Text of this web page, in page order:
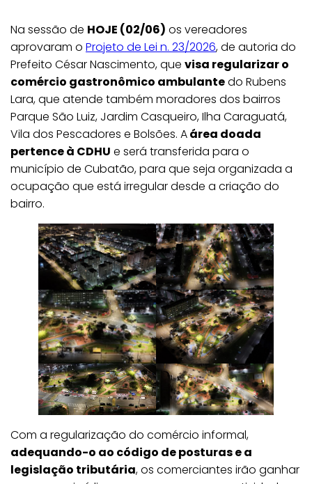
Na sessão de HOJE (02/06) os vereadores
aprovaram o Projeto de Lei n. 23/2026, de autoria do
Prefeito César Nascimento, que visa regularizar o
comércio gastronômico ambulantedo Rubens
Lara, que atende também moradores dos bairros
Parque São Luiz, Jardim Casqueiro, Ilha Caraguatá,
Vila dos Pescadores e Bolsões. Aárea doada
pertence à CDHU e será transferida para o
município de Cubatão, para que seja organizada a
ocupação que está irregular desde a criação do
bairro.
Com a regularização do comércio informal,
adequando-o ao código de posturas e a
legislação tributária, os comerciantes irão ganhar